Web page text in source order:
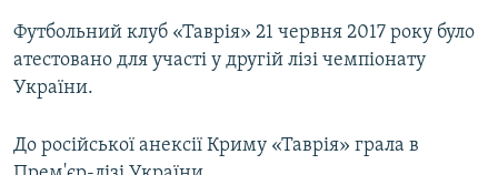
Футбольний клуб «Таврія» 21 червня 2017 року було
атестовано для участі у другій лізі чемпіонату
України.
До російської анексії Криму «Таврія» грала в